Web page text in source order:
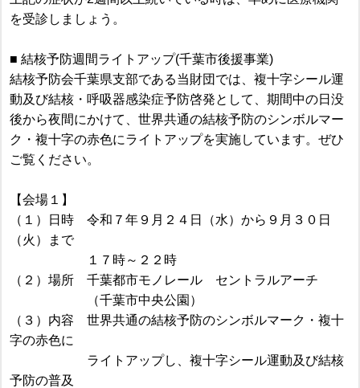
を受診しましょう。
■ 結核予防週間ライトアップ(千葉市後援事業)
結核予防会千葉県支部である当財団では、複十字シール運
動及び結核・呼吸器感染症予防啓発として、期間中の日没
後から夜間にかけて、世界共通の結核予防のシンボルマー
ク・複十字の赤色にライトアップを実施しています。ぜひ
ご覧ください。
【会場１】
（１）日時 令和７年９月２４日（水）から９月３０日
（火）まで
１７時～２２時
（２）場所 千葉都市モノレール セントラルアーチ
（千葉市中央公園）
（３）内容 世界共通の結核予防のシンボルマーク・複十
字の赤色に
ライトアップし、複十字シール運動及び結核
予防の普及